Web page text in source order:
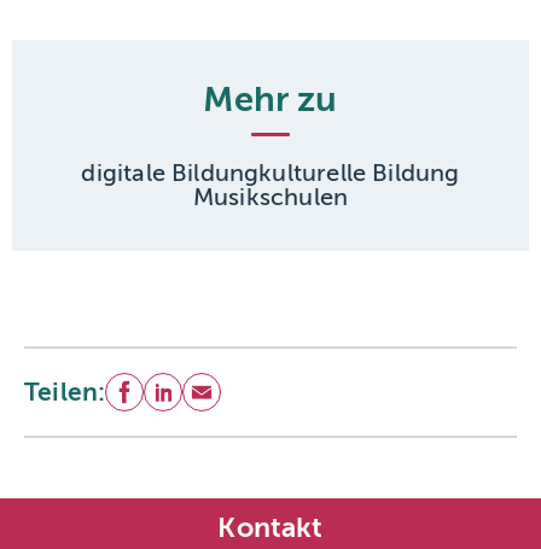
Mehr zu
digitale Bildungkulturelle Bildung
Musikschulen
Teilen: Facebook
LinkedIn
E-Mail
Kontakt